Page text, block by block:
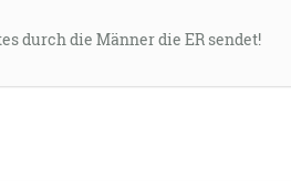
durch die Männer die ER sendet!